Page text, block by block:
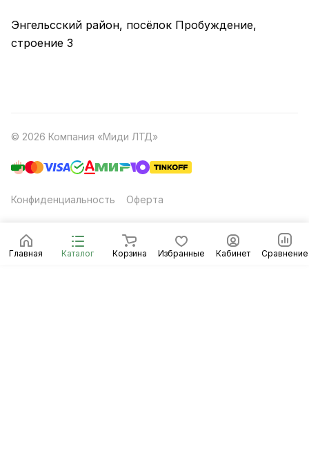
Главная Каталог Корзина Избранные Кабинет Сравнение
Энгельсский район, посёлок Пробуждение,
строение 3
© 2026 Компания «Миди ЛТД»
Конфиденциальность Оферта